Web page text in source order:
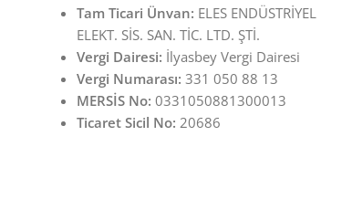
Tam Ticari Ünvan: ELES ENDÜSTRİYEL
ELEKT. SİS. SAN. TİC. LTD. ŞTİ.
Vergi Dairesi: İlyasbey Vergi Dairesi
Vergi Numarası: 331 050 88 13
MERSİS No: 0331050881300013
Ticaret Sicil No: 20686